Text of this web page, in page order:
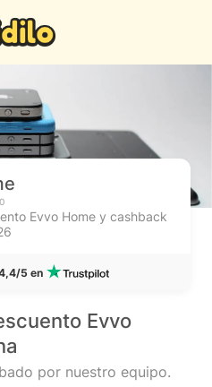
Evvo Home y cashback
5 en
Evvo
por nuestro equipo.